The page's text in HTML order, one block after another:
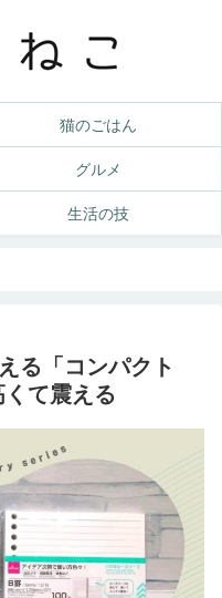
猫のごはん
グルメ
生活の技
る「コンパクト
て震える